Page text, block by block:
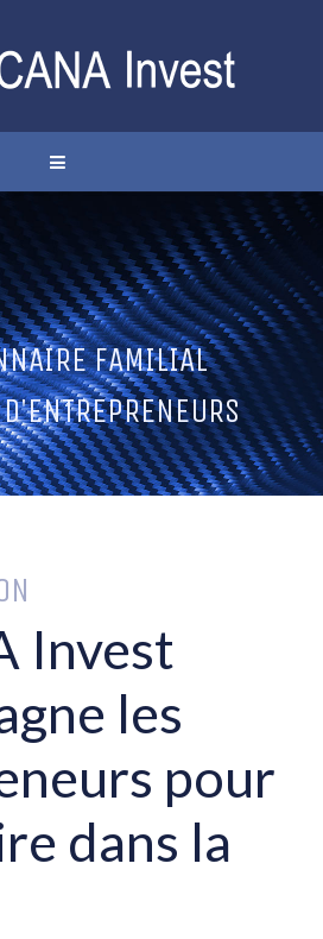
NAIREFAMILIAL
D'ENTREPRENEURS
Invest
les
pour
dans la